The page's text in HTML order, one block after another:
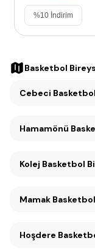
%10 İndirim
Basketbol
Cebeci
Hamamönü
Kolej Basketbol
Mamak
Hoşdere